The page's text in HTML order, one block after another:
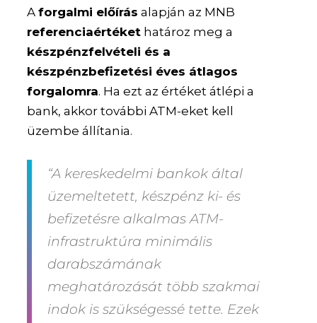
Aforgalmi előírás alapján az MNB
referenciaértéket határoz meg a
készpénzfelvételi és a
készpénzbefizetési éves átlagos
forgalomra. Ha ezt az értéket átlépi a
bank, akkor további ATM-eket kell
üzembe állítania.
“A kereskedelmi bankok által
üzemeltetett, készpénz ki- és
befizetésre alkalmas ATM-
infrastruktúra minimális
darabszámának
meghatározását több szakmai
indok is szükségessé tette. Ezek